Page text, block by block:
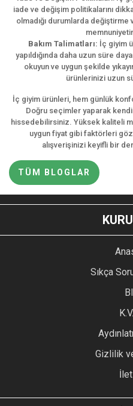
iade ve değişim politikalarını
olmadığı durumlarda
Bakım Talimatları: İç giyim
yapıldığında daha uzun süre
okuyun ve uygun şekilde
ürünlerinizi uzun
İç giyim ürünleri, hem günlük
Doğru seçimler yaparak
hissedebilirsiniz. Yüksek kaliteli
uygun fiyat gibi faktörleri
alışverişinizi keyifli bir
TÜM BLOGLAR
Sıkça
Gizlilik